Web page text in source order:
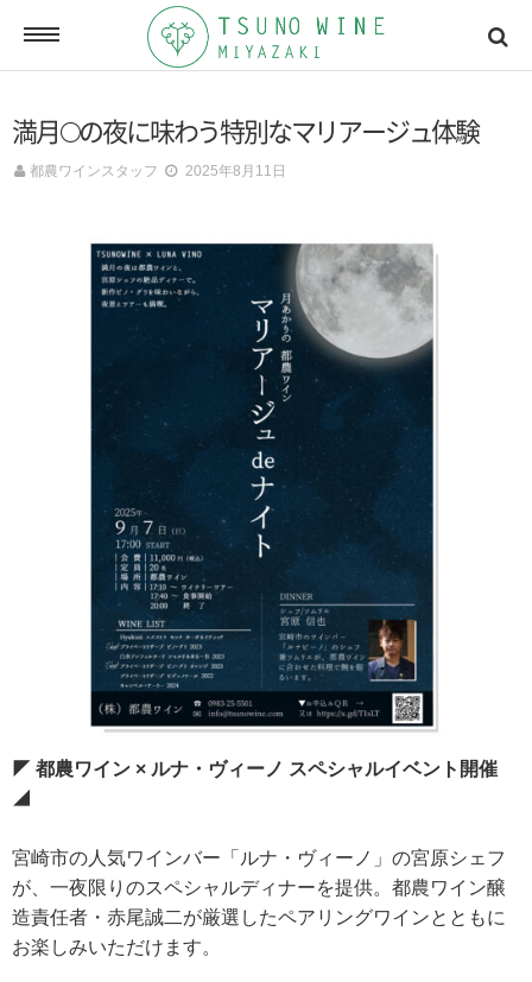
ONLINE SHOP
オンラインショッピング
メールマガジン
アクセスマップ
お問い合わせ
求人情報
満月🌕の夜に味わう特別なマリアージュ体験
都農ワインスタッフ 2025年8月11日
◤ 都農ワイン × ルナ・ヴィーノ スペシャルイベント開催
◢
宮崎市の人気ワインバー「ルナ・ヴィーノ」の宮原シェフ
が、一夜限りのスペシャルディナーを提供。都農ワイン醸
造責任者・赤尾誠二が厳選したペアリングワインとともに
お楽しみいただけます。